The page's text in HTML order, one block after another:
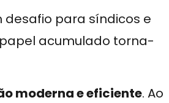
desafio para síndicos e
acumulado torna-
moderna e eficiente. Ao